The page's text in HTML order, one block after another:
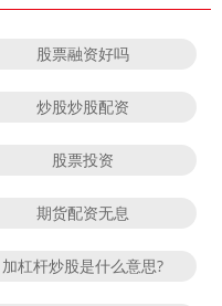
股票融资好吗
炒股炒股配资
股票投资
期货配资无息
加杠杆炒股是什么意思?